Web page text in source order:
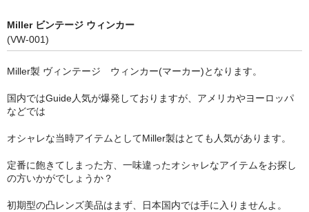
Miller ビンテージ ウィンカー
(VW-001)
Miller製 ヴィンテージ ウィンカー(マーカー)となります。
国内ではGuide人気が爆発しておりますが、アメリカやヨーロッパ
などでは
オシャレな当時アイテムとしてMiller製はとても人気があります。
定番に飽きてしまった方、一味違ったオシャレなアイテムをお探し
の方いかがでしょうか？
初期型の凸レンズ美品はまず、日本国内では手に入りませんよ。